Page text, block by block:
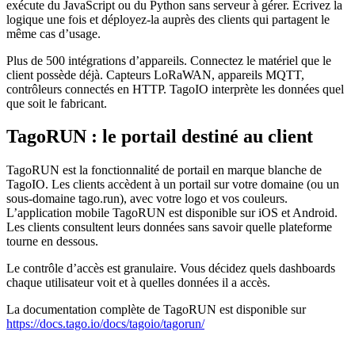
exécute du JavaScript ou du Python sans serveur à gérer. Écrivez la
logique une fois et déployez-la auprès des clients qui partagent le
même cas d’usage.
Plus de 500 intégrations d’appareils. Connectez le matériel que le
client possède déjà. Capteurs LoRaWAN, appareils MQTT,
contrôleurs connectés en HTTP. TagoIO interprète les données quel
que soit le fabricant.
TagoRUN : le portail destiné au client
TagoRUN est la fonctionnalité de portail en marque blanche de
TagoIO. Les clients accèdent à un portail sur votre domaine (ou un
sous-domaine tago.run), avec votre logo et vos couleurs.
L’application mobile TagoRUN est disponible sur iOS et Android.
Les clients consultent leurs données sans savoir quelle plateforme
tourne en dessous.
Le contrôle d’accès est granulaire. Vous décidez quels dashboards
chaque utilisateur voit et à quelles données il a accès.
La documentation complète de TagoRUN est disponible sur
https://docs.tago.io/docs/tagoio/tagorun/